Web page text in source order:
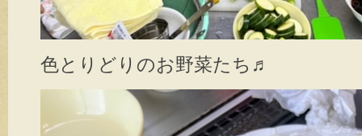
色とりどりのお野菜たち♬